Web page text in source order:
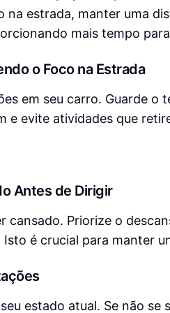
na estrada, manter uma
mais tempo
o Foco na Estrada
em seu carro. Guarde
e evite atividades que
Antes de Dirigir
cansado. Priorize o
é crucial para manter
estado atual. Se não